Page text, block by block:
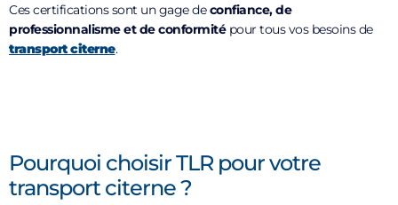
Ces certifications sont un gage deconfiance, de
professionnalisme et de conformitépour tous vos besoins de
transport citerne.
Pourquoi choisir TLR pour votre
transport citerne ?